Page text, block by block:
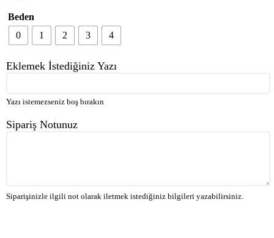
Beden
0
1 2 3 4
Eklemek İstediğiniz Yazı
Yazı istemezseniz boş bırakın
Sipariş Notunuz
Siparişinizle ilgili not olarak iletmek istediğiniz bilgileri yazabilirsiniz.